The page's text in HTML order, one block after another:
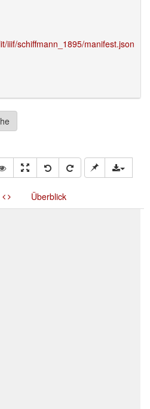
iiif/schiffmann_1895/manifest.json
Überblick